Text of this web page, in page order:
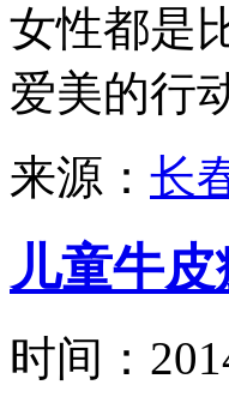
女性都是
爱美的行
来源： 长
儿童牛
时间：